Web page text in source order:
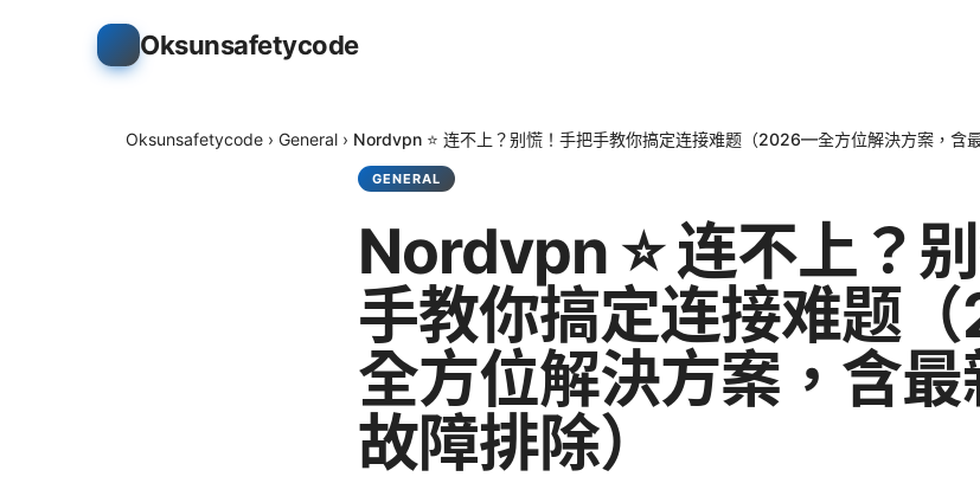
Oksunsafetycode
Oksunsafetycode › General › Nordvpn ⭐ 连不上？别慌！手把手教你搞定连接难题（2026—全方位解決方案，含最
GENERAL
Nordvpn ⭐ 连不上？
手教你搞定连接难题
全方位解決方案，含
故障排除）